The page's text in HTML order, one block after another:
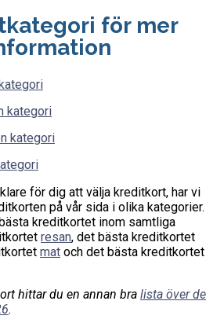
för mer
för dig att välja kreditkort, har vi
på vår sida i olika kategorier.
kreditkortet inom samtliga
resan, det bästa kreditkortet
mat och det bästa kreditkortet
hittar du en annan bra lista över de
.